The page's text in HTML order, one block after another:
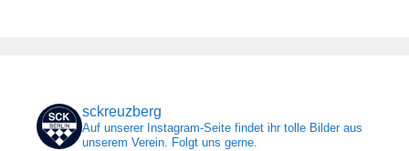
sckreuzberg
Auf unserer Instagram-Seite findet ihr tolle Bilder aus
unserem Verein. Folgt uns gerne.